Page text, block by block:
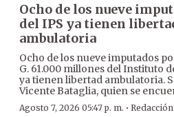
Ocho de los nueve
del IPS ya tienen
ambulatoria
Ocho de los nueve imputados
G. 61.000 millones del Instituto
ya tienen libertad ambulatoria.
Vicente Bataglia, quien se
Agosto 7, 2026 05:47 p. m. ·